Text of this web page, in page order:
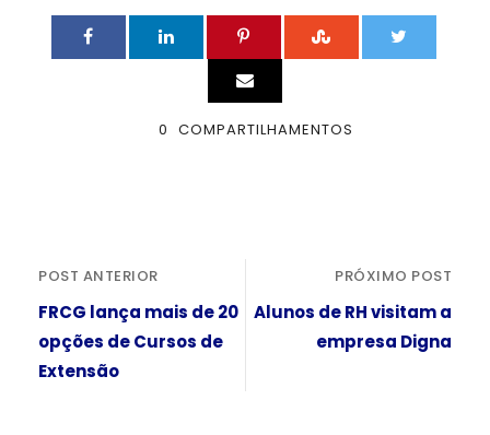
0 COMPARTILHAMENTOS
POST ANTERIOR
FRCG lança mais de 20
opções de Cursos de
Extensão
PRÓXIMO POST
Alunos de RH visitam a
empresa Digna